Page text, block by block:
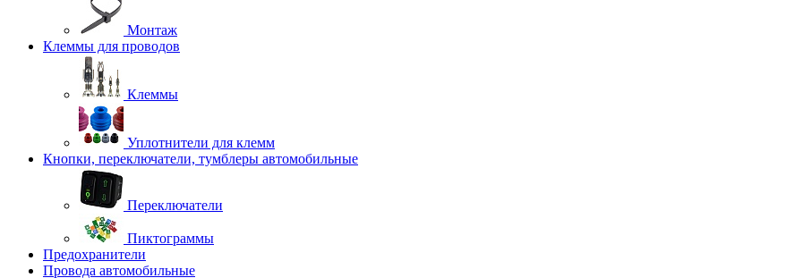
Монтаж
Клеммы для проводов
Клеммы
Уплотнители для клемм
Кнопки, переключатели, тумблеры автомобильные
Переключатели
Пиктограммы
Предохранители
Провода автомобильные